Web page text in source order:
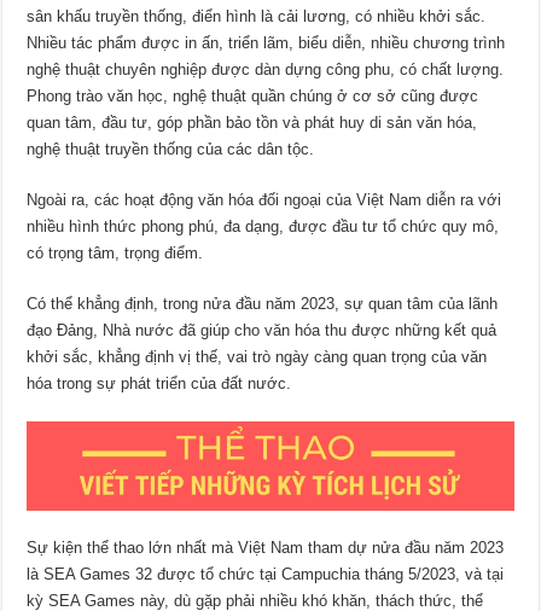
sân khấu truyền thống, điển hình là cải lương, có nhiều khởi sắc.
Nhiều tác phẩm được in ấn, triển lãm, biểu diễn, nhiều chương trình
nghệ thuật chuyên nghiệp được dàn dựng công phu, có chất lượng.
Phong trào văn học, nghệ thuật quần chúng ở cơ sở cũng được
quan tâm, đầu tư, góp phần bảo tồn và phát huy di sản văn hóa,
nghệ thuật truyền thống của các dân tộc.
Ngoài ra, các hoạt động văn hóa đối ngoại của Việt Nam diễn ra với
nhiều hình thức phong phú, đa dạng, được đầu tư tổ chức quy mô,
có trọng tâm, trọng điểm.
Có thể khẳng định, trong nửa đầu năm 2023, sự quan tâm của lãnh
đạo Đảng, Nhà nước đã giúp cho văn hóa thu được những kết quả
khởi sắc, khẳng định vị thế, vai trò ngày càng quan trọng của văn
hóa trong sự phát triển của đất nước.
Sự kiện thể thao lớn nhất mà Việt Nam tham dự nửa đầu năm 2023
là SEA Games 32 được tổ chức tại Campuchia tháng 5/2023, và tại
kỳ SEA Games này, dù gặp phải nhiều khó khăn, thách thức, thể